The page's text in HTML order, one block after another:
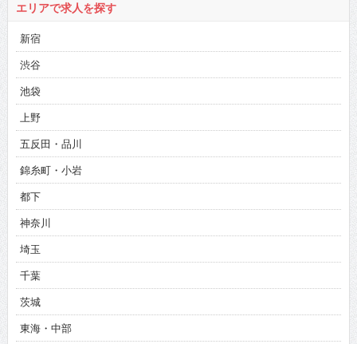
エリアで求人を探す
新宿
渋谷
池袋
上野
五反田・品川
錦糸町・小岩
都下
神奈川
埼玉
千葉
茨城
東海・中部